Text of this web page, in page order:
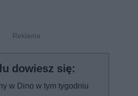
w Dino w tym tygodniu